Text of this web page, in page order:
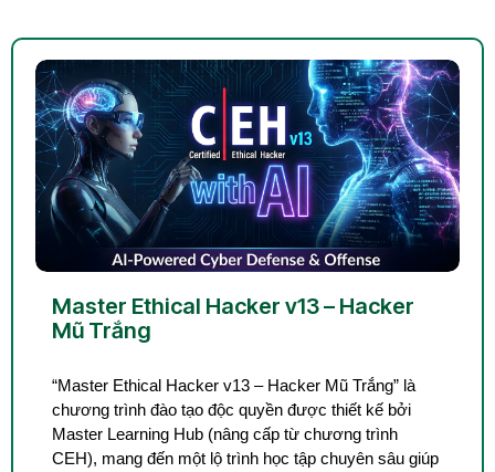
Master Ethical Hacker v13 – Hacker
Mũ Trắng
“Master Ethical Hacker v13 – Hacker Mũ Trắng” là
chương trình đào tạo độc quyền được thiết kế bởi
Master Learning Hub (nâng cấp từ chương trình
CEH), mang đến một lộ trình học tập chuyên sâu giúp